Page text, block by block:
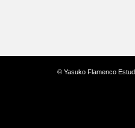
© Yasuko Flamenco